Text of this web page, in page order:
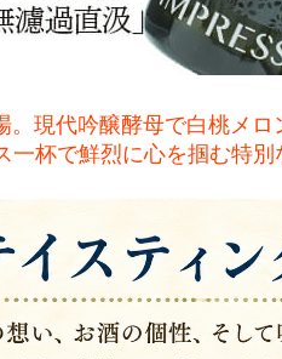
。現代吟醸酵母で白桃メ
杯で鮮烈に心を掴む特別